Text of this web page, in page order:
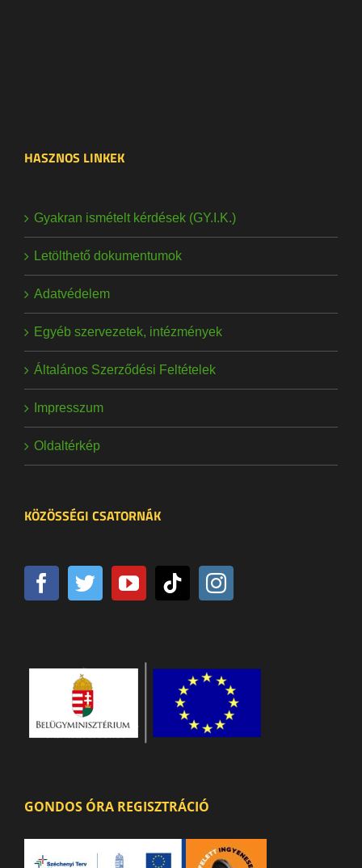
HASZNOS LINKEK
Gyakran ismételt kérdések (GY.I.K.)
Letölthető dokumentumok
Adatvédelem
Egyéb szervezetek, intézmények
Általános Szerződési Feltételek
Impresszum
Oldaltérkép
KÖZÖSSÉGI CSATORNÁK
GONDOS ÓRA REGISZTRÁCIÓ